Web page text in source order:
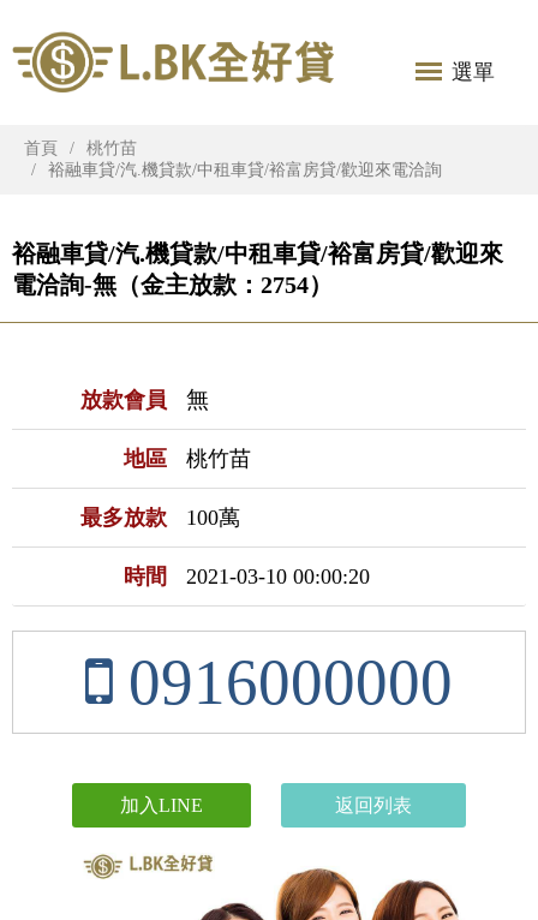
選單
首頁
桃竹苗
裕融車貸/汽.機貸款/中租車貸/裕富房貸/歡迎來電洽詢
裕融車貸/汽.機貸款/中租車貸/裕富房貸/歡迎來
電洽詢-無（金主放款：2754）
放款會員 無
地區 桃竹苗
最多放款 100萬
時間 2021-03-10 00:00:20
0916000000
加入LINE 返回列表